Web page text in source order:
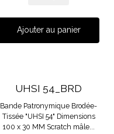
Ajouter au panier
UHSI 54_BRD
Bande Patronymique Brodée-
Tissée "UHSI 54" Dimensions
100 x 30 MM Scratch mâle...